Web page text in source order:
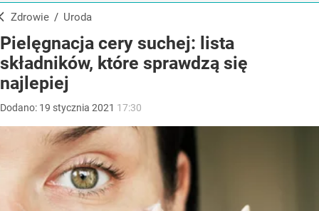
Zdrowie / Uroda
Pielęgnacja cery suchej: lista
składników, które sprawdzą się
najlepiej
Dodano: 19 stycznia 2021 17:30